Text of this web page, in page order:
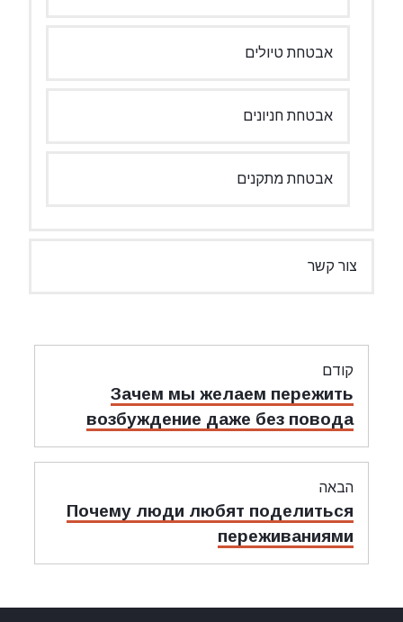
אבטחת טיולים
אבטחת חניונים
אבטחת מתקנים
צור קשר
ניווט
קודם
מאמר
קודם:
Зачем мы желаем пережить
возбуждение даже без повода
הבאה
מאמר
הבאה:
Почему люди любят поделиться
переживаниями